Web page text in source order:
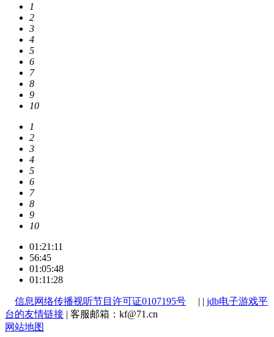
1
2
3
4
5
6
7
8
9
10
1
2
3
4
5
6
7
8
9
10
01:21:11
56:45
01:05:48
01:11:28
信息网络传播视听节目许可证0107195号 | | jdb电子游戏平
台的友情链接 | 客服邮箱： kf@71.cn
网站地图